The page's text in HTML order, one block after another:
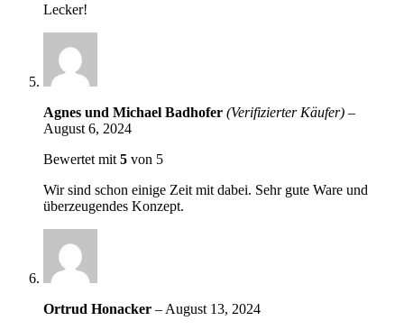
Lecker!
Agnes und Michael Badhofer (Verifizierter Käufer) –
August 6, 2024
Bewertet mit 5 von 5
Wir sind schon einige Zeit mit dabei. Sehr gute Ware und
überzeugendes Konzept.
Ortrud Honacker – August 13, 2024